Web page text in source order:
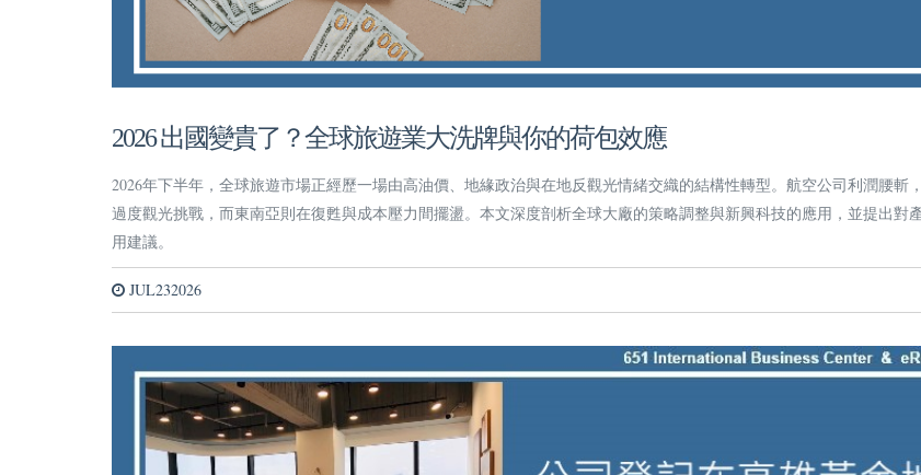
2026 出國變貴了？全球旅遊業大洗牌與你的荷包效應
2026年下半年，全球旅遊市場正經歷一場由高油價、地緣政治與在地反觀光情緒交織的結構性轉型。航空公司利潤腰斬
過度觀光挑戰，而東南亞則在復甦與成本壓力間擺盪。本文深度剖析全球大廠的策略調整與新興科技的應用，並提出對
用建議。
JUL232026